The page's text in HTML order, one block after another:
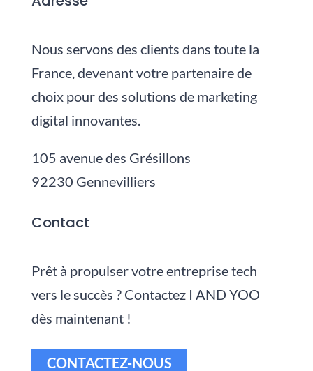
Nous servons des clients dans toute la
France, devenant votre partenaire de
choix pour des solutions de marketing
digital innovantes.
105 avenue des Grésillons
92230 Gennevilliers
Contact
Prêt à propulser votre entreprise tech
vers le succès ? Contactez I AND YOO
dès maintenant !
CONTACTEZ-NOUS